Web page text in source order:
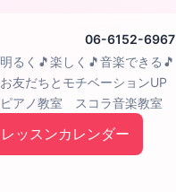
06-6152-6967
明るく🎵楽しく🎵音楽できる🎵
お友だちとモチベーションUP
ピアノ教室 スコラ音楽教室
レッスンカレンダー